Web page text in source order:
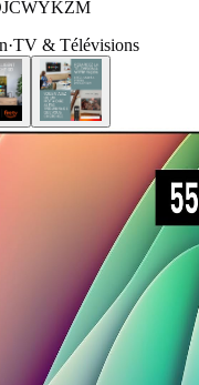
·TV & Télévisions